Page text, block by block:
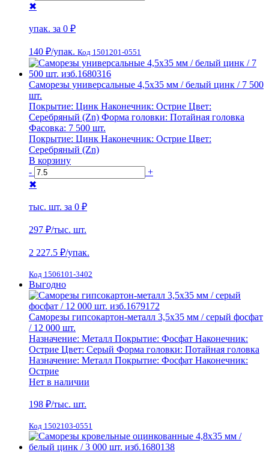
✖
упак. за 0 ₽
140 ₽/упак. Код 1501201-0551
Саморезы универсальные 4,5х35 мм / белый цинк / 7 500
шт.
Покрытие: Цинк Наконечник: Острие Цвет:
Серебряный (Zn) Форма головки: Потайная головка
Фасовка: 7 500 шт.
Покрытие: Цинк Наконечник: Острие Цвет:
Серебряный (Zn)
В корзину
-
+
✖
тыс. шт. за 0 ₽
297 ₽/тыс. шт.
2 227.5 ₽/упак.
Код 1506101-3402
Выгодно
Саморезы гипсокартон-металл 3,5х35 мм / серый фосфат
/ 12 000 шт.
Назначение: Металл Покрытие: Фосфат Наконечник:
Острие Цвет: Серый Форма головки: Потайная головка
Назначение: Металл Покрытие: Фосфат Наконечник:
Острие
Нет в наличии
198 ₽/тыс. шт.
Код 1502103-0551